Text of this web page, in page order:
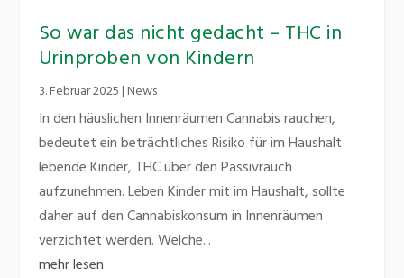
So war das nicht gedacht – THC in
Urinproben von Kindern
3. Februar 2025|News
In den häuslichen Innenräumen Cannabis rauchen,
bedeutet ein beträchtliches Risiko für im Haushalt
lebende Kinder, THC über den Passivrauch
aufzunehmen. Leben Kinder mit im Haushalt, sollte
daher auf den Cannabiskonsum in Innenräumen
verzichtet werden. Welche...
mehr lesen